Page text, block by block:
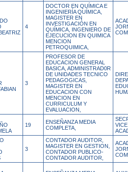
4
DOCTOR EN QUÍMICA E
INGENIERÍA QUÍMICA,
MAGISTER EN
INVESTIGACIÓN EN
QUÍMICA, INGENIERO DE
EJECUCION EN QUIMICA
MENCION
PETROQUIMICA,
3
PROFESOR DE
EDUCACION GENERAL
BASICA, ADMINISTRAD0R
DE UNIDADES TECNICO
PEDAGOGICAS,
MAGISTER EN
EDUCACION CON
MENCION EN
CURRICULUM Y
EVALUACION,
19
ENSEÑANZA MEDIA
COMPLETA,
3
CONTADOR AUDITOR,
MAGISTER EN GESTION,
CONTADOR PUBLICO-
CONTADOR AUDITOR,